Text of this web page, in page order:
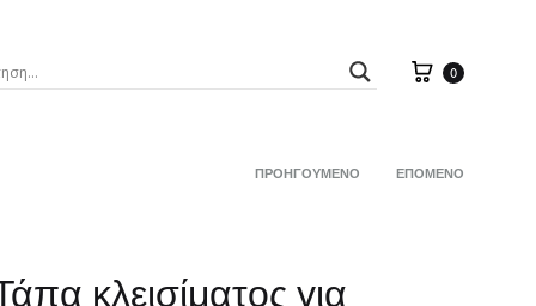
Καλάθι
0
navigation
ΠΡΟΗΓΟΎΜΕΝΟ ΕΠΌΜΕΝΟ
κλεισίματος για